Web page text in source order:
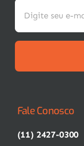
Fale Conosco
(11) 2427-0300